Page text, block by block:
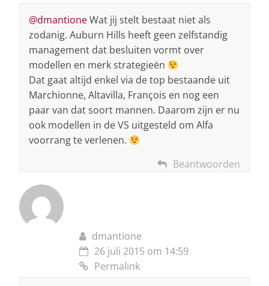
@dmantioneWat jij stelt bestaat niet als
zodanig. Auburn Hills heeft geen zelfstandig
management dat besluiten vormt over
modellen en merk strategieën
Dat gaat altijd enkel via de top bestaande uit
Marchionne, Altavilla, François en nog een
paar van dat soort mannen. Daarom zijn er nu
ook modellen in de VS uitgesteld om Alfa
voorrang te verlenen.
Beantwoorden
dmantione
26 juli 2015 om 14:59
Permalink